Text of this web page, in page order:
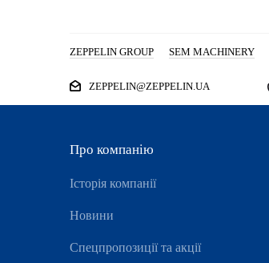
ZEPPELIN GROUP SEM MACHINERY
ZEPPELIN@ZEPPELIN.UA
Про компанію
Історія компанії
Новини
Спецпропозиції та акції